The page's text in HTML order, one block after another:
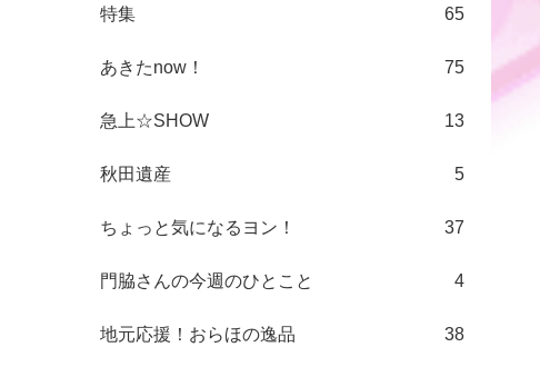
特集 65
あきたnow！ 75
急上☆SHOW 13
秋田遺産 5
ちょっと気になるヨン！ 37
門脇さんの今週のひとこと 4
地元応援！おらほの逸品 38